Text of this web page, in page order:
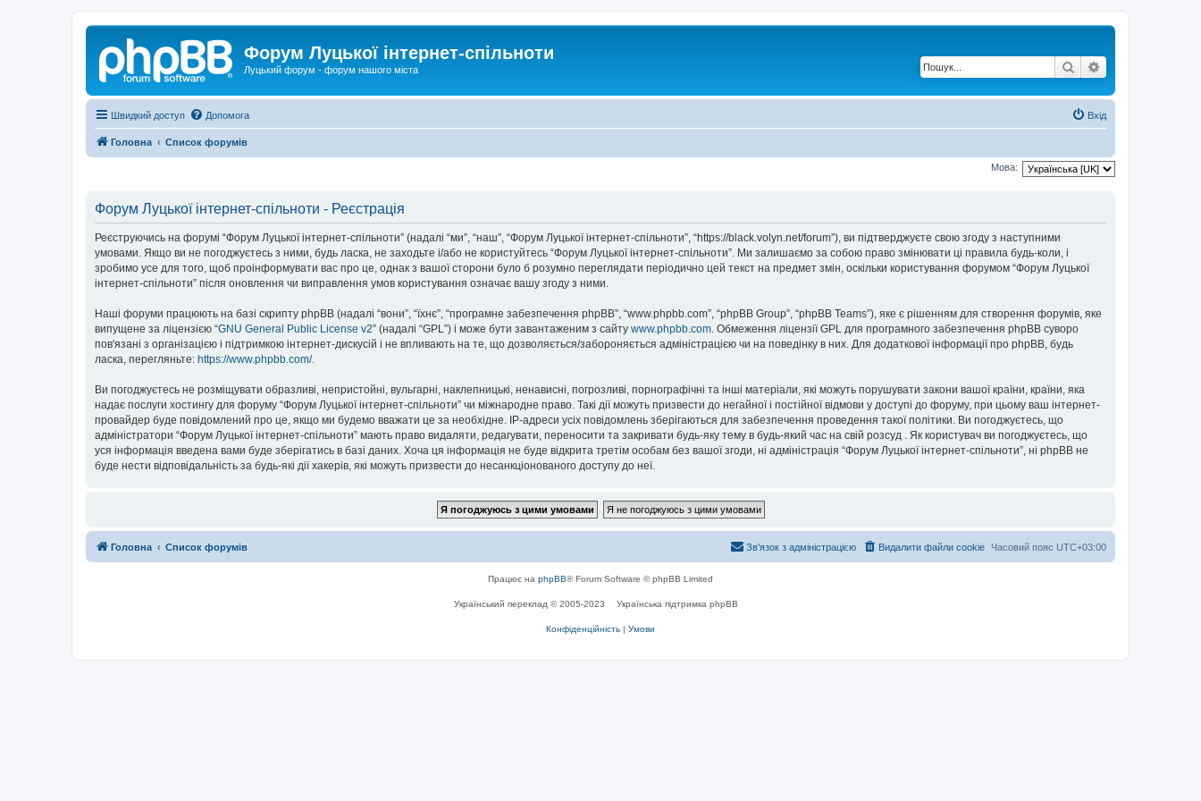
Форум Луцької інтернет-спільноти
Луцький форум - форум нашого міста Пошук
Швидкий доступ Допомога Вхід
Головна Список форумів
Мова:
Форум Луцької інтернет-спільноти - Реєстрація
Реєструючись на форумі “Форум Луцької інтернет-спільноти” (надалі “ми”, “наш”, “Форум Луцької інтернет-спільноти”, “https://black.volyn.net/forum”), ви підтверджуєте свою згоду з наступними
умовами. Якщо ви не погоджуєтесь з ними, будь ласка, не заходьте і/або не користуйтесь “Форум Луцької інтернет-спільноти”. Ми залишаємо за собою право змінювати ці правила будь-коли, і
зробимо усе для того, щоб проінформувати вас про це, однак з вашої сторони було б розумно переглядати періодично цей текст на предмет змін, оскільки користування форумом “Форум Луцької
інтернет-спільноти” після оновлення чи виправлення умов користування означає вашу згоду з ними.
Наші форуми працюють на базі скрипту phpBB (надалі “вони”, “їхнє”, “програмне забезпечення phpBB”, “www.phpbb.com”, “phpBB Group”, “phpBB Teams”), яке є рішенням для створення форумів, яке
випущене за ліцензією “GNU General Public License v2” (надалі “GPL”) і може бути завантаженим з сайту www.phpbb.com. Обмеження ліцензії GPL для програмного забезпечення phpBB суворо
пов'язані з організацією і підтримкою інтернет-дискусій і не впливають на те, що дозволяється/забороняється адміністрацією чи на поведінку в них. Для додаткової інформації про phpBB, будь
ласка, перегляньте: https://www.phpbb.com/.
Ви погоджуєтесь не розміщувати образливі, непристойні, вульгарні, наклепницькі, ненависні, погрозливі, порнографічні та інші матеріали, які можуть порушувати закони вашої країни, країни, яка
надає послуги хостингу для форуму “Форум Луцької інтернет-спільноти” чи міжнародне право. Такі дії можуть призвести до негайної і постійної відмови у доступі до форуму, при цьому ваш інтернет-
провайдер буде повідомлений про це, якщо ми будемо вважати це за необхідне. IP-адреси усіх повідомлень зберігаються для забезпечення проведення такої політики. Ви погоджуєтесь, що
адміністратори “Форум Луцької інтернет-спільноти” мають право видаляти, редагувати, переносити та закривати будь-яку тему в будь-який час на свій розсуд . Як користувач ви погоджуєтесь, що
уся інформація введена вами буде зберігатись в базі даних. Хоча ця інформація не буде відкрита третім особам без вашої згоди, ні адміністрація “Форум Луцької інтернет-спільноти”, ні phpBB не
буде нести відповідальність за будь-які дії хакерів, які можуть призвести до несанкціонованого доступу до неї.
Головна Список форумів Часовий пояс UTC+03:00
Видалити файли cookie
Зв'язок з адміністрацією
Працює на phpBB® Forum Software © phpBB Limited
Український переклад © 2005-2023 Українська підтримка phpBB
Конфіденційність | Умови